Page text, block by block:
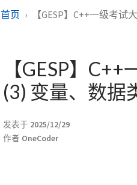
首页 【GESP】C++一级考
【GESP】
(3) 变量、数据
发表于 2025/12/29
作者 OneCoder